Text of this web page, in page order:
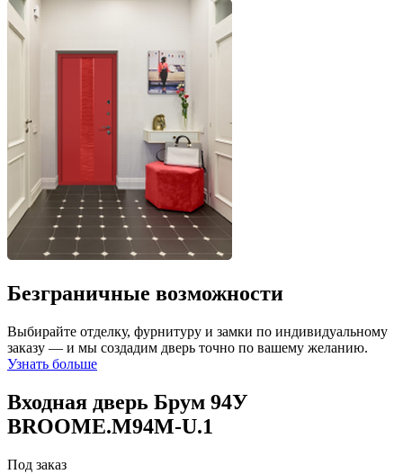
Безграничные возможности
Выбирайте отделку, фурнитуру и замки по индивидуальному
заказу — и мы создадим дверь точно по вашему желанию.
Узнать больше
Входная дверь Брум 94У
BROOME.M94M-U.1
Под заказ